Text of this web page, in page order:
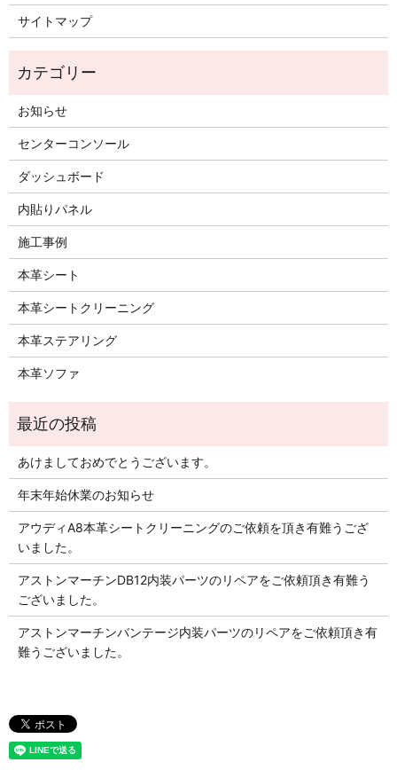
サイトマップ
お知らせ
センターコンソール
ダッシュボード
内貼りパネル
施工事例
本革シート
本革シートクリーニング
本革ステアリング
本革ソファ
あけましておめでとうございます。
年末年始休業のお知らせ
アウディA8本革シートクリーニングのご依頼を頂き有難うござ
いました。
アストンマーチンDB12内装パーツのリペアをご依頼頂き有難う
ございました。
アストンマーチンバンテージ内装パーツのリペアをご依頼頂き有
難うございました。